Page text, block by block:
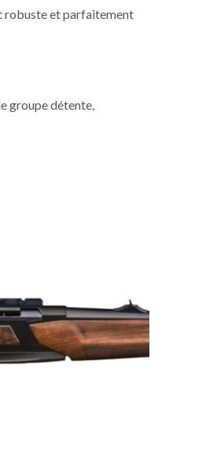
robuste et parfaitement
groupe détente,